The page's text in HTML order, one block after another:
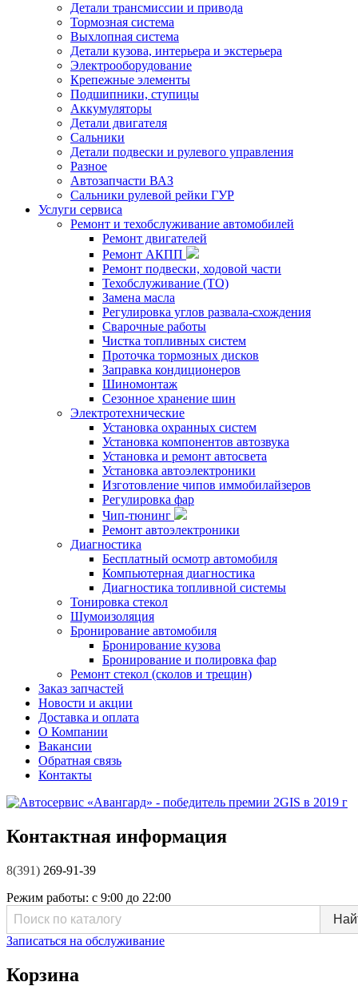
Детали трансмиссии и привода
Тормозная система
Выхлопная система
Детали кузова, интерьера и экстерьера
Электрооборудование
Крепежные элементы
Подшипники, ступицы
Аккумуляторы
Детали двигателя
Сальники
Детали подвески и рулевого управления
Разное
Автозапчасти ВАЗ
Сальники рулевой рейки ГУР
Услуги сервиса
Ремонт и техобслуживание автомобилей
Ремонт двигателей
Ремонт АКПП
Ремонт подвески, ходовой части
Техобслуживание (ТО)
Замена масла
Регулировка углов развала-схождения
Сварочные работы
Чистка топливных систем
Проточка тормозных дисков
Заправка кондиционеров
Шиномонтаж
Сезонное хранение шин
Электротехнические
Установка охранных систем
Установка компонентов автозвука
Установка и ремонт автосвета
Установка автоэлектроники
Изготовление чипов иммобилайзеров
Регулировка фар
Чип-тюнинг
Ремонт автоэлектроники
Диагностика
Бесплатный осмотр автомобиля
Компьютерная диагностика
Диагностика топливной системы
Тонировка стекол
Шумоизоляция
Бронирование автомобиля
Бронирование кузова
Бронирование и полировка фар
Ремонт стекол (сколов и трещин)
Заказ запчастей
Новости и акции
Доставка и оплата
О Компании
Вакансии
Обратная связь
Контакты
Контактная информация
8(391) 269-91-39
Режим работы: с 9:00 до 22:00
Записаться на обслуживание
Корзина